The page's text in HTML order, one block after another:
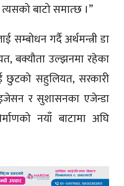
बाटो समात्छ ।”
सम्बोधन गर्दै अर्थमन्त्री डा
बक्यौता उल्झनमा रहेका
छुटको सहुलियत, सरकारी
र सुशासनका एजेन्डा
नयाँ बाटामा अघि